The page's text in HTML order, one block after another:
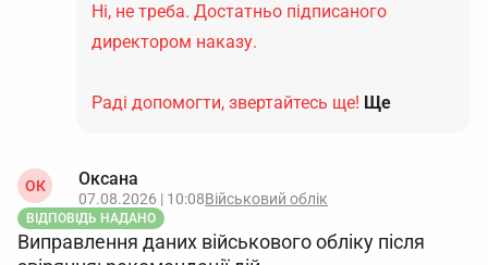
Ні, не треба. Достатньо підписаного
директором наказу.
Раді допомогти, звертайтесь ще! Ще
ОК Оксана
07.08.2026 | 10:08Військовий облік
ВІДПОВІДЬ НАДАНО
Виправлення даних військового обліку після